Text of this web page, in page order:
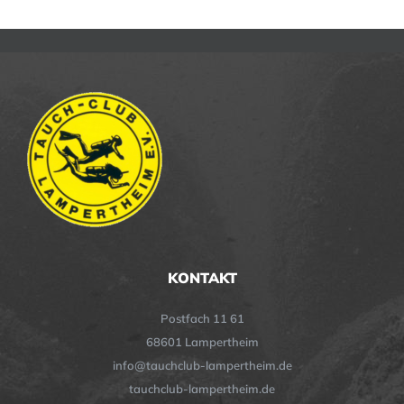
KONTAKT
Postfach 11 61
68601 Lampertheim
info@tauchclub-lampertheim.de
tauchclub-lampertheim.de